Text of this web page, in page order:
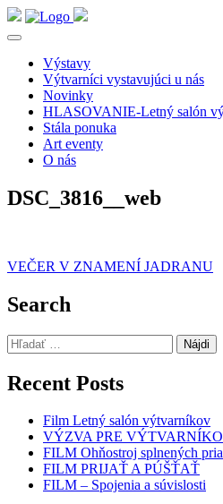
Výstavy
Výtvarníci vystavujúci u nás
Novinky
HLASOVANIE-Letný salón
Stála ponuka
Art eventy
O nás
DSC_3816__web
Navigácia
v
článku
VEČER V ZNAMENÍ JADRANU
Search
Hľadať:
Recent Posts
Film Letný salón výtvarníkov
VÝZVA PRE
FILM Ohňostroj splnených
FILM PRIJAŤ A PÚŠŤAŤ
FILM – Spojenia a súvislosti